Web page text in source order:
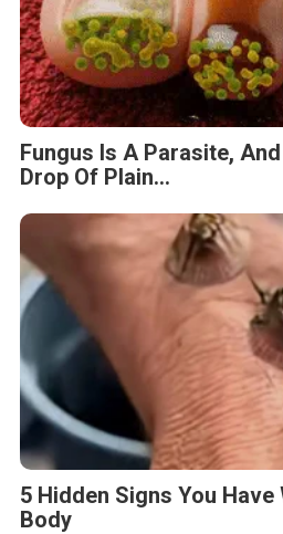
Fungus Is A Parasite,
Drop Of Plain...
5 Hidden Signs You
Body